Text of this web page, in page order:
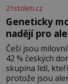
21stoleti.cz
Geneticky
nadějí pro
Češi jsou
42 % českých
skupina lidí,
protože jsou